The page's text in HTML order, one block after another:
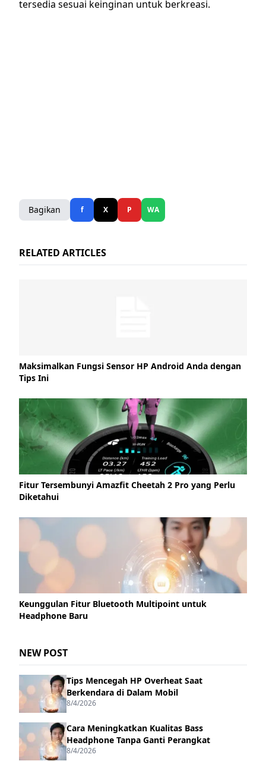
tersedia sesuai keinginan untuk berkreasi.
Bagikan f X P WA
RELATED ARTICLES
Maksimalkan Fungsi Sensor HP Android Anda dengan
Tips Ini
Fitur Tersembunyi Amazfit Cheetah 2 Pro yang Perlu
Diketahui
Keunggulan Fitur Bluetooth Multipoint untuk
Headphone Baru
NEW POST
Tips Mencegah HP Overheat Saat
Berkendara di Dalam Mobil
8/4/2026
Cara Meningkatkan Kualitas Bass
Headphone Tanpa Ganti Perangkat
8/4/2026